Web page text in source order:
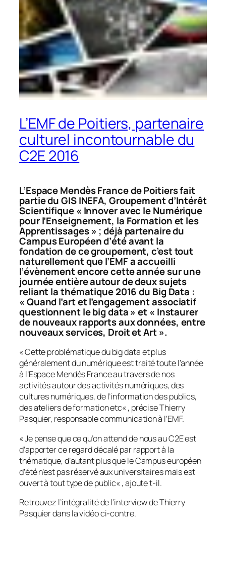
L’EMF de Poitiers, partenaire
culturel incontournable du
C2E 2016
L’Espace Mendès France de Poitiers fait
partie du GIS INEFA, Groupement d’Intérêt
Scientifique « Innover avec le Numérique
pour l’Enseignement, la Formation et les
Apprentissages » ; déjà partenaire du
Campus Européen d’été avant la
fondation de ce groupement, c’est tout
naturellement que l’EMF a accueilli
l’évènement encore cette année sur une
journée entière autour de deux sujets
reliant la thématique 2016 du Big Data :
«Quand l’art et l’engagement associatif
questionnent le big data » et « Instaurer
de nouveaux rapports aux données, entre
nouveaux services, Droit et Art ».
«Cette problématique du big data et plus
généralement du numérique est traité toute l’année
à l’Espace Mendès France au travers de nos
activités autour des activités numériques, des
cultures numériques, de l’information des publics,
des ateliers de formation etc« , précise Thierry
Pasquier, responsable communication à l’EMF.
«Je pense que ce qu’on attend de nous au C2E est
d’apporter ce regard décalé par rapport à la
thématique, d’autant plus que le Campus européen
d’été n’est pas réservé aux universitaires mais est
ouvert à tout type de public« , ajoute t-il.
Retrouvez l’intégralité de l’interview de Thierry
Pasquier dans la vidéo ci-contre.